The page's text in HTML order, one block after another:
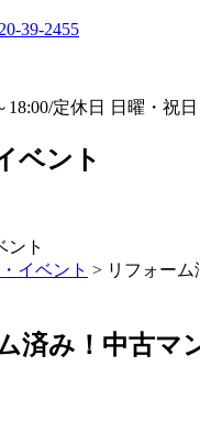
39-2455
18:00/定休日 日曜・祝日
ベント
イベント > リフォー
済み！中古マ